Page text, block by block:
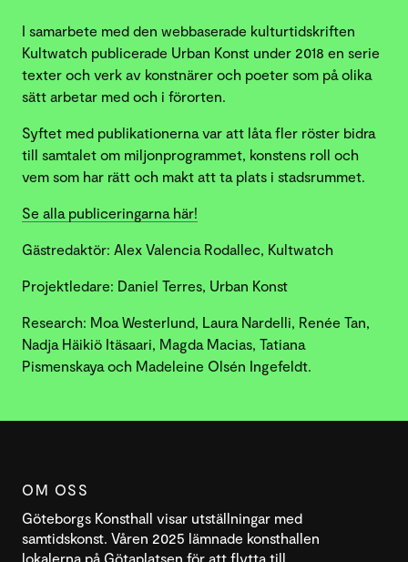
I samarbete med den webbaserade kulturtidskriften
Kultwatch publicerade Urban Konst under 2018 en serie
texter och verk av konstnärer och poeter som på olika
sätt arbetar med och i förorten.
Syftet med publikationerna var att låta fler röster bidra
till samtalet om miljonprogrammet, konstens roll och
vem som har rätt och makt att ta plats i stadsrummet.
Se alla publiceringarna här!
Gästredaktör: Alex Valencia Rodallec, Kultwatch
Projektledare: Daniel Terres, Urban Konst
Research: Moa Westerlund, Laura Nardelli, Renée Tan,
Nadja Häikiö Itäsaari, Magda Macias, Tatiana
Pismenskaya och Madeleine Olsén Ingefeldt.
OM OSS
Göteborgs Konsthall visar utställningar med
samtidskonst. Våren 2025 lämnade konsthallen
lokalerna på Götaplatsen för att flytta till